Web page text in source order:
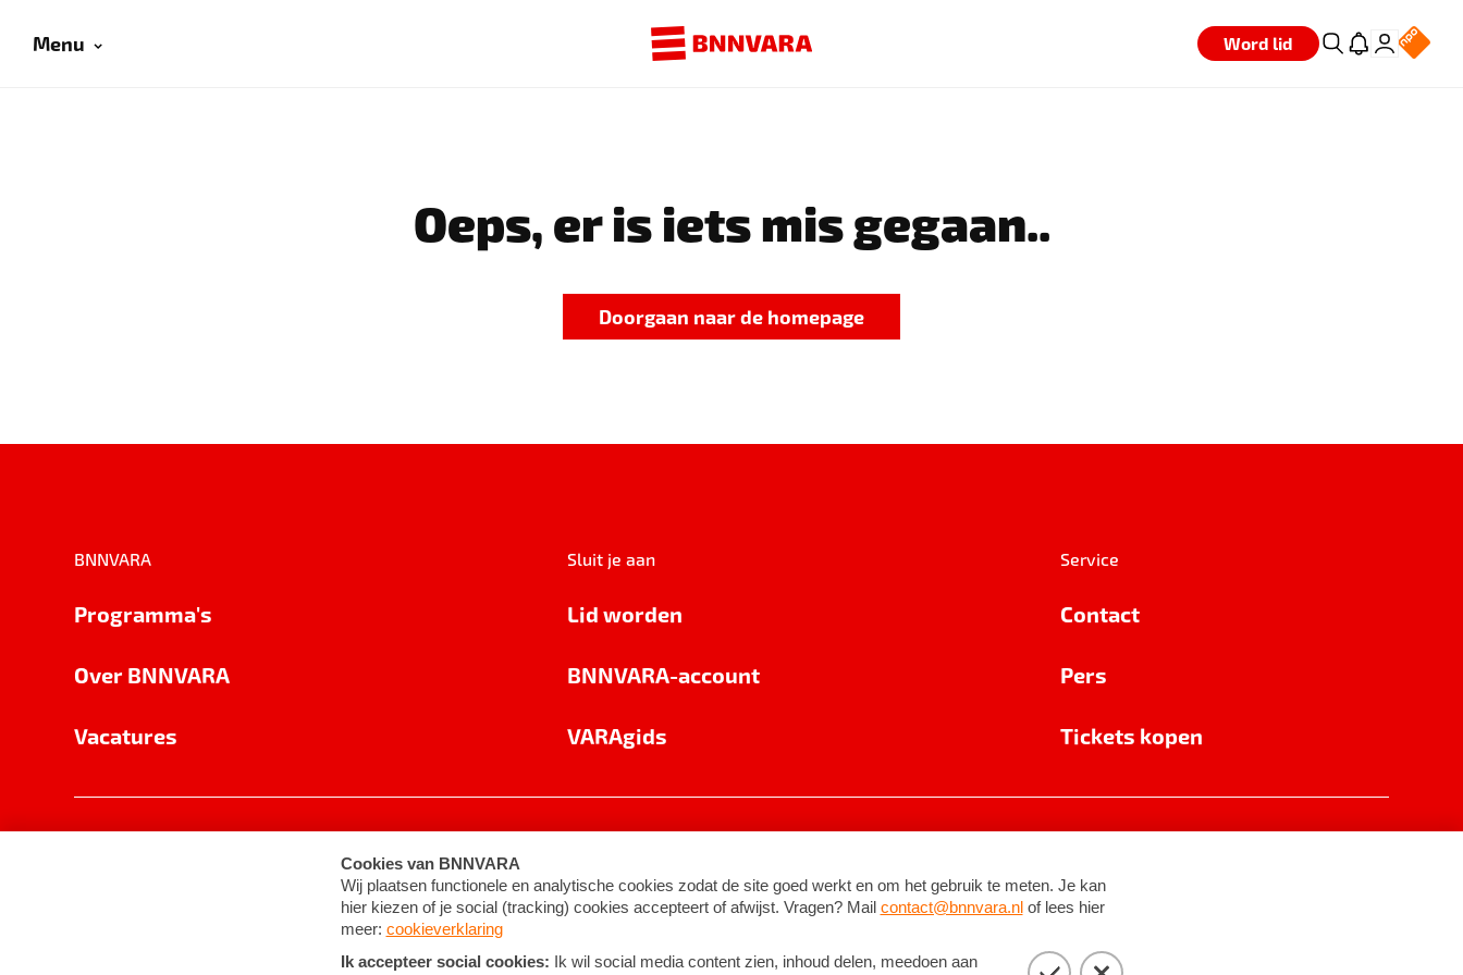
Menu Word lid
Oeps, er is iets mis gegaan..
Doorgaan naar de homepage
BNNVARA
Programma's
Over BNNVARA
Vacatures
Sluit je aan
Lid worden
BNNVARA-account
VARAgids
Service
Contact
Pers
Tickets kopen
Cookie-instellingen Algemene voorwaarden ©2026BNNVARA